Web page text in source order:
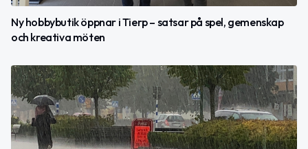
Ny hobbybutik öppnar i Tierp – satsar på spel, gemenskap
och kreativa möten